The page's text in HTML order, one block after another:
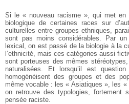
Si le « nouveau racisme », qui met en
biologique de certaines races sur
culturelles entre groupes ethniques,
sont pas moins considérables. Par
lexical, on est passé de la biologie à la
l’ethnicité, mais ces catégories aussi
sont porteuses des mêmes
naturalisées. Et lorsqu’il est
homogénéisent des groupes et des
même vocable : les « Asiatiques », les
on retrouve des typologies, fortement
pensée raciste.